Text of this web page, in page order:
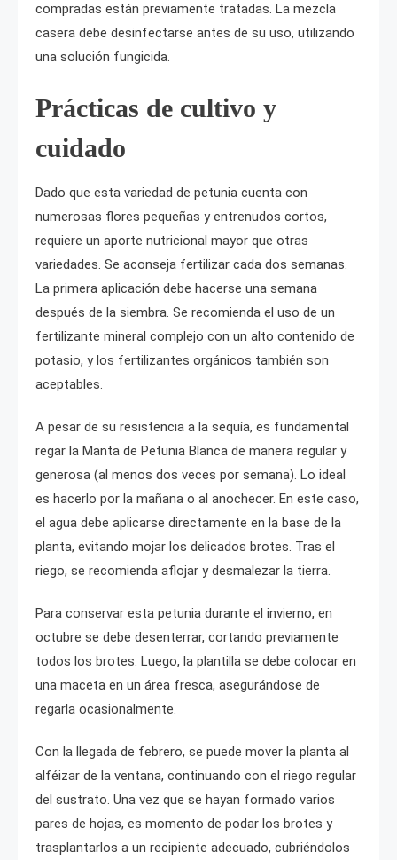
compradas están previamente tratadas. La mezcla
casera debe desinfectarse antes de su uso, utilizando
una solución fungicida.
Prácticas de cultivo y
cuidado
Dado que esta variedad de petunia cuenta con
numerosas flores pequeñas y entrenudos cortos,
requiere un aporte nutricional mayor que otras
variedades. Se aconseja fertilizar cada dos semanas.
La primera aplicación debe hacerse una semana
después de la siembra. Se recomienda el uso de un
fertilizante mineral complejo con un alto contenido de
potasio, y los fertilizantes orgánicos también son
aceptables.
A pesar de su resistencia a la sequía, es fundamental
regar la Manta de Petunia Blanca de manera regular y
generosa (al menos dos veces por semana). Lo ideal
es hacerlo por la mañana o al anochecer. En este caso,
el agua debe aplicarse directamente en la base de la
planta, evitando mojar los delicados brotes. Tras el
riego, se recomienda aflojar y desmalezar la tierra.
Para conservar esta petunia durante el invierno, en
octubre se debe desenterrar, cortando previamente
todos los brotes. Luego, la plantilla se debe colocar en
una maceta en un área fresca, asegurándose de
regarla ocasionalmente.
Con la llegada de febrero, se puede mover la planta al
alféizar de la ventana, continuando con el riego regular
del sustrato. Una vez que se hayan formado varios
pares de hojas, es momento de podar los brotes y
trasplantarlos a un recipiente adecuado, cubriéndolos